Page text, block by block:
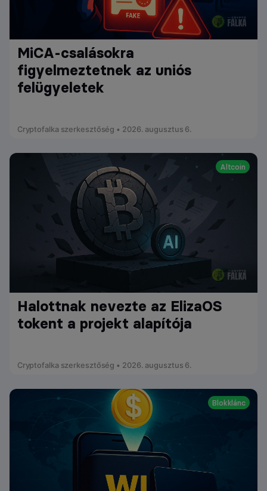
MiCA-csalásokra
figyelmeztetnek az uniós
felügyeletek
Cryptofalka szerkesztőség • 2026. augusztus 6.
Altcoin
Halottnak nevezte az ElizaOS
tokent a projekt alapítója
Cryptofalka szerkesztőség • 2026. augusztus 6.
Blokklánc